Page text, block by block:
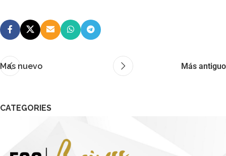
Mas nuevo Más antiguo
CATEGORIES